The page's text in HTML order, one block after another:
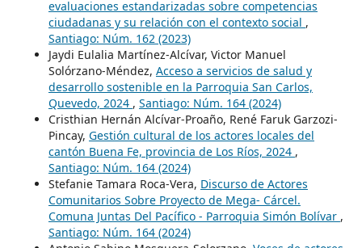
evaluaciones estandarizadas sobre competencias
ciudadanas y su relación con el contexto social ,
Santiago: Núm. 162 (2023)
Jaydi Eulalia Martínez-Alcívar, Victor Manuel
Solórzano-Méndez, Acceso a servicios de salud y
desarrollo sostenible en la Parroquia San Carlos,
Quevedo, 2024 , Santiago: Núm. 164 (2024)
Cristhian Hernán Alcívar-Proaño, René Faruk Garzozi-
Pincay, Gestión cultural de los actores locales del
cantón Buena Fe, provincia de Los Ríos, 2024 ,
Santiago: Núm. 164 (2024)
Stefanie Tamara Roca-Vera, Discurso de Actores
Comunitarios Sobre Proyecto de Mega- Cárcel.
Comuna Juntas Del Pacífico - Parroquia Simón Bolívar ,
Santiago: Núm. 164 (2024)